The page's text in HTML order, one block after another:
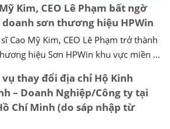
Kim, CEO Lê Phạm bất ngờ
sơn thương hiệu HPWin
Cao Mỹ Kim, CEO Lê Phạm trở thành
hiệu Sơn HPWin khu vực miền ...
vụ thay đổi địa chỉ Hộ Kinh
– Doanh Nghiệp/Công ty tại
Chí Minh (do sáp nhập từ